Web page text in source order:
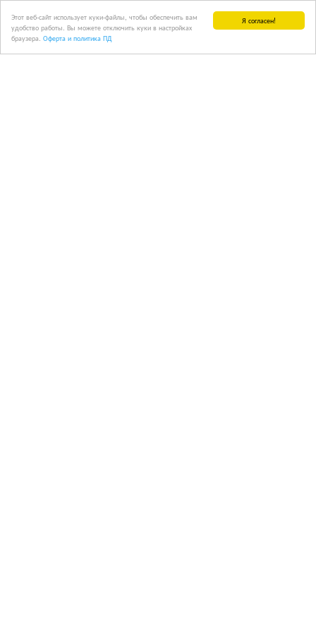
Я согласен!
Этот веб-сайт использует куки-файлы, чтобы обеспечить вам
удобство работы. Вы можете отключить куки в настройках
браузера. Оферта и политика ПД